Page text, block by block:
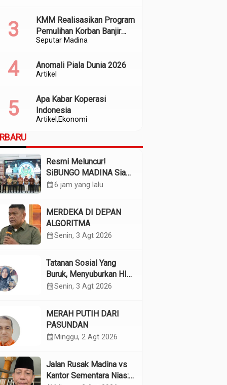
Seputar Madina
KMM Realisasikan Program
Pemulihan Korban Banjir
dan Longsor di Kabupaten
Artikel
Anomali Piala Dunia 2026
Artikel Ekonomi
Apa Kabar Koperasi
Indonesia
Resmi Meluncur!
SiBUNGO MADINA Siap
Optimalkan Pendapatan
calendar_month6 jam yang lalu
MERDEKA DI DEPAN
ALGORITMA
calendar_monthSenin, 3 Agt 2026
Tatanan Sosial Yang
Buruk, Menyuburkan HIV
Pada Remaja
calendar_monthSenin, 3 Agt 2026
MERAH PUTIH DARI
PASUNDAN
calendar_month Minggu, 2 Agt 2026
Jalan Rusak Madina vs
Kantor Sementara Nias: